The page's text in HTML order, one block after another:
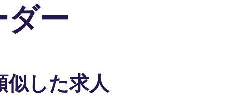
ダー
似した求人